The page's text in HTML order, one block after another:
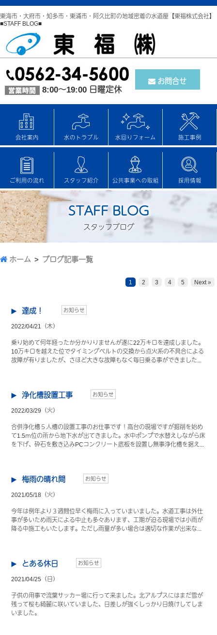
東海市・大府市・知多市・東浦市・阿久比町の地域密着の水道屋【東福株式会社】
■STAFF BLOG■
8:00～19:00 日曜定休
お問合せ
会社案内 水のトラブル 水回りフォーム 施工事例
ご利用の流れ スタッフ紹介 公共事業への取組 採用情報
STAFF BLOG
スタッフブログ
ホーム ブログ記事一覧
1 2 3 4 5 Next »
達成！ お知らせ
2022/04/21（木）
乗り始めて何年経ったか分かりりませんが遂に22万キロを達成しました。
10万キロを越えた位でタイミングベルトの交換から点火系の不具合による
故障が有りましたが、さほど大きな故障もなく毎日乗る事ができました...
浄化槽設置工事 お知らせ
2022/03/29（火）
合併浄化槽５人槽の設置工事のお仕事です！高台の現場ですが掘削を始め
て1.5ｍ位の所から地下水が出てきました。水中ポンプで水替えしながら床
を下げ、砕石を敷き込みPCコンクリート底板を設置し無事浄化槽を据え...
梅雨の晴れ間 お知らせ
2021/05/18（火）
今年は例年より３週間位早く梅雨に入っていまいました。水道工事は外仕
事が多いため雨天による中止も多々あります、工期が迫る現場では小雨が
降る中施工もいたします。ただし雨量が多い場合は適切な作業が出来な...
とある休日 お知らせ
2021/04/25（日）
子供の用事で流葉サッカー場に行って来ました。北アルプスにはまだ雪が
残って桜も綺麗に咲いていました、日差しが強くしっかり日焼けしてしま
いました。